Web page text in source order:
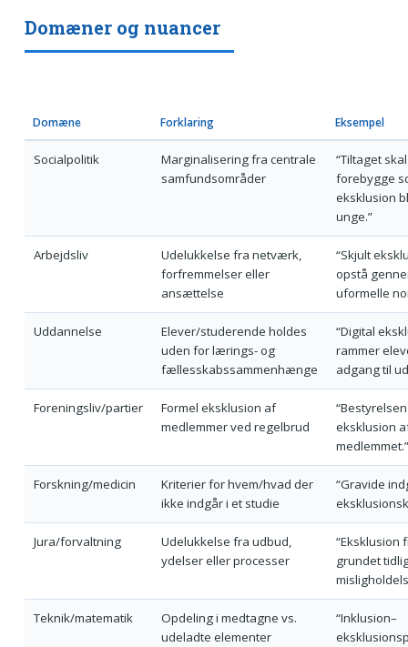
Domæner og nuancer
Domæne Forklaring Eksempel
Socialpolitik
Marginalisering fra centrale
samfundsområder
“Tiltaget skal
forebygge
eksklusion
unge.”
Arbejdsliv
Udelukkelse fra netværk,
forfremmelser eller
ansættelse
“Skjult
opstå
uformelle
Uddannelse
Elever/studerende holdes
uden for lærings- og
fællesskabssammenhænge
“Digital
rammer
adgang til
Foreningsliv/partier
Formel eksklusion af
medlemmer ved regelbrud
eksklusion
medlemmet.”
Forskning/medicin
Kriterier for hvem/hvad der
ikke indgår i et studie
“Gravide
Jura/forvaltning
Udelukkelse fra udbud,
ydelser eller processer
“Eksklusion
grundet
Teknik/matematik
Opdeling i medtagne vs.
udeladte elementer
“Inklusion–